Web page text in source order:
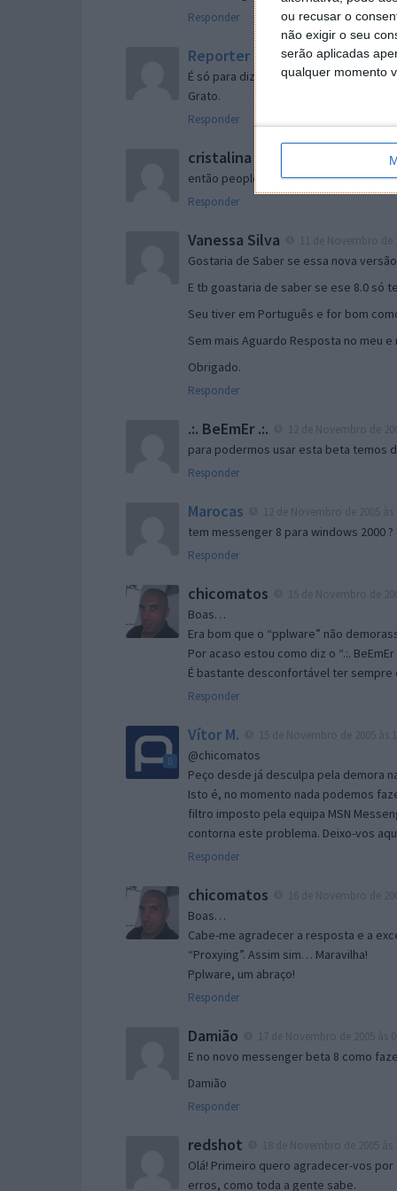
ou recusar o
não exigir o seu
serão aplicadas
qualquer momento
Responder
Reporter 7 de Novembro de 2005 às
É só para dizer que ainda não me
Grato.
Responder
cristalina 11 de Novembro de 2005
então people
Responder
Vanessa Silva
Gostaria de Saber se essa nova
E tb goastaria de saber se ese 8.0 só
Seu tiver em Português e for bom
Sem mais Aguardo Resposta no meu e
Obrigado.
Responder
.:. BeEmEr .:.
para podermos usar esta beta temos
Responder
Marocas
tem messenger 8 para windows 2000
Responder
chicomatos
Boas…
Era bom que o “pplware” não
Por acaso estou como diz o “.:.
É bastante desconfortável ter sempre
Responder
Vítor M.
@chicomatos
Peço desde já desculpa pela demora
Isto é, no momento nada podemos
filtro imposto pela equipa MSN
contorna este problema. Deixo-vos
Responder
chicomatos
Boas…
Cabe-me agradecer a resposta e a
“Proxying”. Assim sim… Maravilha!
Pplware, um abraço!
Responder
Damião
E no novo messenger beta 8 como
Damião
Responder
redshot
Olá! Primeiro quero agradecer-vos
erros, como toda a gente sabe.